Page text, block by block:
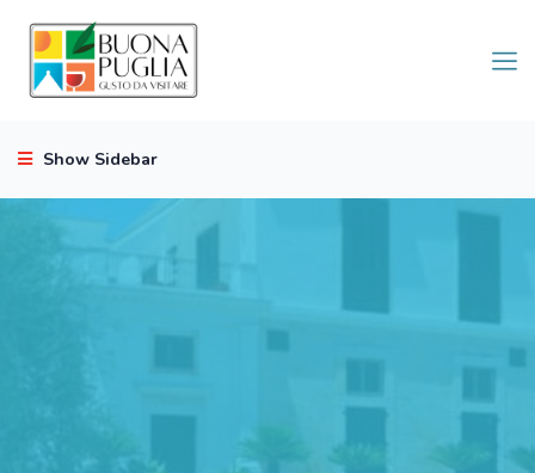
Show Sidebar